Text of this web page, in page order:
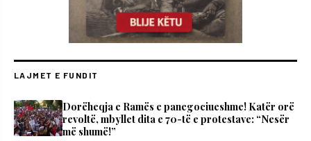
LAJMET E FUNDIT
Dorëheqja e Ramës e panegociueshme! Katër orë
revoltë, mbyllet dita e 70-të e protestave: “Nesër
më shumë!”